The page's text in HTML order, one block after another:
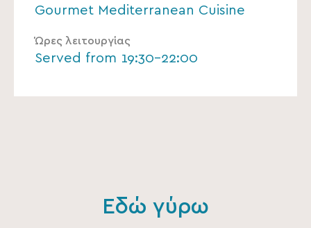
Gourmet Mediterranean Cuisine
Ώρες λειτουργίας
Served from 19:30-22:00
Εδώ γύρω